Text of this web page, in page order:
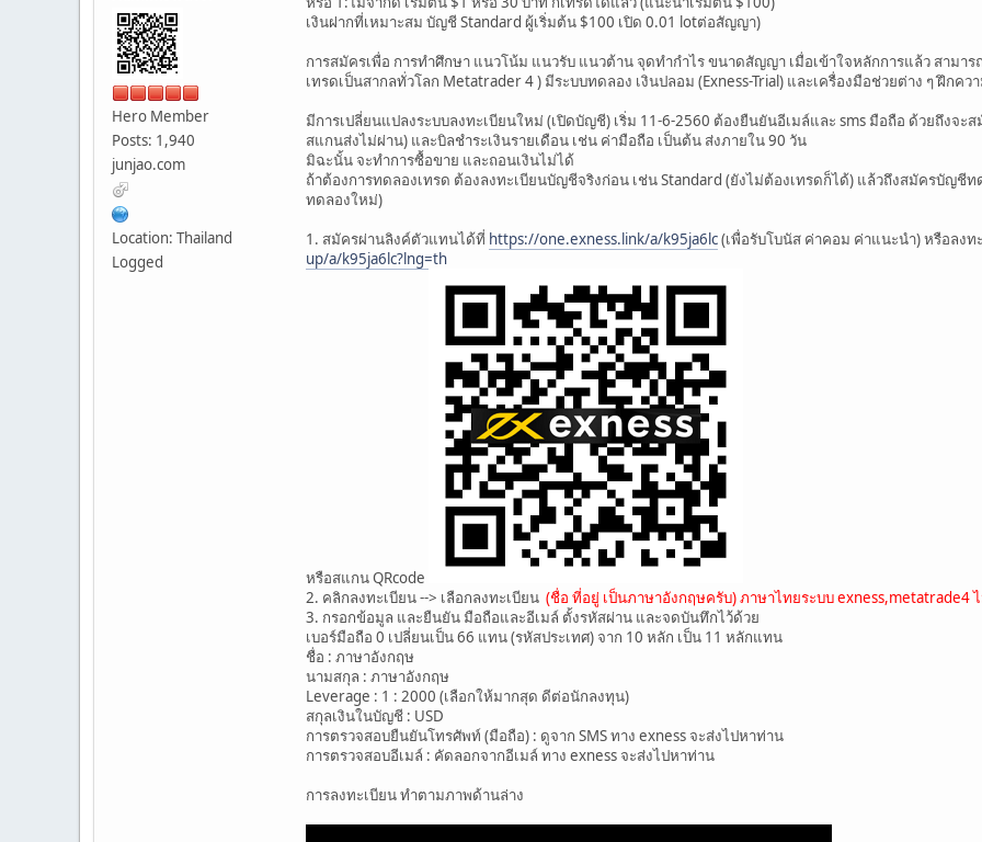
Hero Member
Posts: 1,940
junjao.com
Location: Thailand
Logged
เงินฝากที่เหมาะสม บัญชี Standard ผู้เริ่มต้น $100 เปิด 0.01 lotต่อสัญญา)
การสมัครเพื่อ การทำศึกษา แนวโน้ม แนวรับ แนวต้าน จุดทำกำไร ขนาดสัญญา เมื่อเข้าใจหลักการแล้ว สามา
เทรดเป็นสากลทั่วโลก Metatrader 4 ) มีระบบทดลอง เงินปลอม (Exness-Trial) และเครื่องมือช่วยต่าง ๆ ฝึกค
มีการเปลี่ยนแปลงระบบลงทะเบียนใหม่ (เปิดบัญชี) เริ่ม 11-6-2560 ต้องยืนยันอีเมล์และ sms มือถือ ด้วยถึงจะ
สแกนส่งไม่ผ่าน) และบิลชำระเงินรายเดือน เช่น ค่ามือถือ เป็นต้น ส่งภายใน 90 วัน
มิฉะนั้น จะทำการซื้อขาย และถอนเงินไม่ได้
ถ้าต้องการทดลองเทรด ต้องลงทะเบียนบัญชีจริงก่อน เช่น Standard (ยังไม่ต้องเทรดก็ได้) แล้วถึงสมัครบัญชี
ทดลองใหม่)
1. สมัครผ่านลิงค์ตัวแทนได้ที่ https://one.exness.link/a/k95ja6lc(เพื่อรับโบนัส ค่าคอม ค่าแนะนำ) หรือลงท
up/a/k95ja6lc?lng=th
หรือสแกน QRcode
2. คลิกลงทะเบียน --> เลือกลงทะเบียน (ชื่อ ที่อยู่ เป็นภาษาอังกฤษครับ) ภาษาไทยระบบ exness,metatrade4
3. กรอกข้อมูล และยืนยัน มือถือและอีเมล์ ตั้งรหัสผ่าน และจดบันทึกไว้ด้วย
เบอร์มือถือ 0 เปลี่ยนเป็น 66 แทน (รหัสประเทศ) จาก 10 หลัก เป็น 11 หลักแทน
ชื่อ : ภาษาอังกฤษ
นามสกุล : ภาษาอังกฤษ
Leverage : 1 : 2000 (เลือกให้มากสุด ดีต่อนักลงทุน)
สกุลเงินในบัญชี : USD
การตรวจสอบยืนยันโทรศัพท์ (มือถือ) : ดูจาก SMS ทาง exness จะส่งไปหาท่าน
การตรวจสอบอีเมล์ : คัดลอกจากอีเมล์ ทาง exness จะส่งไปหาท่าน
การลงทะเบียน ทำตามภาพด้านล่าง